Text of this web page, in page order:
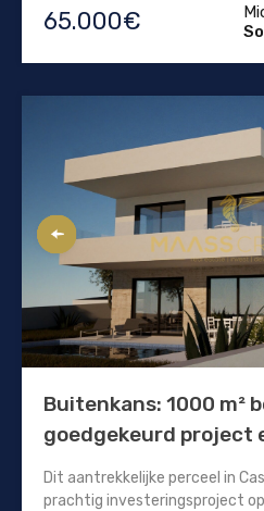
65.000€
Buitenkans: 1000 m²
goedgekeurd project
Dit aantrekkelijke perceel in
prachtig investeringsproject